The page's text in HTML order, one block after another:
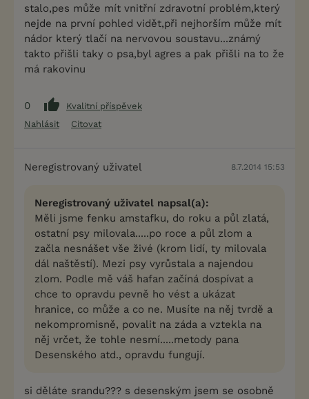
stalo,pes může mít vnitřní zdravotní problém,který
nejde na první pohled vidět,při nejhorším může mít
nádor který tlačí na nervovou soustavu...známý
takto přišli taky o psa,byl agres a pak přišli na to že
má rakovinu
0
Kvalitní příspěvek
Nahlásit
Citovat
Neregistrovaný uživatel 8.7.2014 15:53
Neregistrovaný uživatel napsal(a):
Měli jsme fenku amstafku, do roku a půl zlatá,
ostatní psy milovala.....po roce a půl zlom a
začla nesnášet vše živé (krom lidí, ty milovala
dál naštěstí). Mezi psy vyrůstala a najendou
zlom. Podle mě váš hafan začíná dospívat a
chce to opravdu pevně ho vést a ukázat
hranice, co může a co ne. Musíte na něj tvrdě a
nekompromisně, povalit na záda a vztekla na
něj vrčet, že tohle nesmí.....metody pana
Desenského atd., opravdu fungují.
si děláte srandu??? s desenským jsem se osobně